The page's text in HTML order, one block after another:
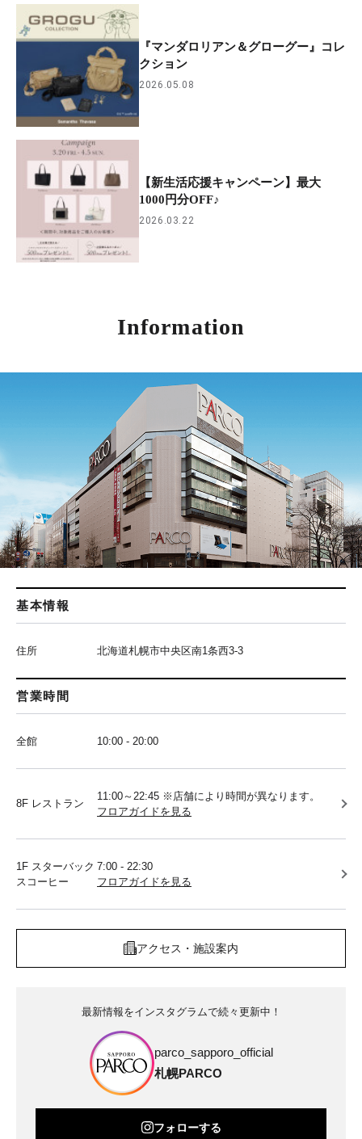
『マンダロリアン＆グローグー』コレ
クション
2026.05.08
【新生活応援キャンペーン】最大
1000円分OFF♪
2026.03.22
Information
基本情報
住所 北海道札幌市中央区南1条西3-3
営業時間
全館 10:00 - 20:00
8F レストラン
11:00～22:45 ※店舗により時間が異なります。
フロアガイドを見る
1F スターバック
スコーヒー
7:00 - 22:30
フロアガイドを見る
アクセス・施設案内
最新情報をインスタグラムで続々更新中！
parco_sapporo_official
札幌PARCO
フォローする